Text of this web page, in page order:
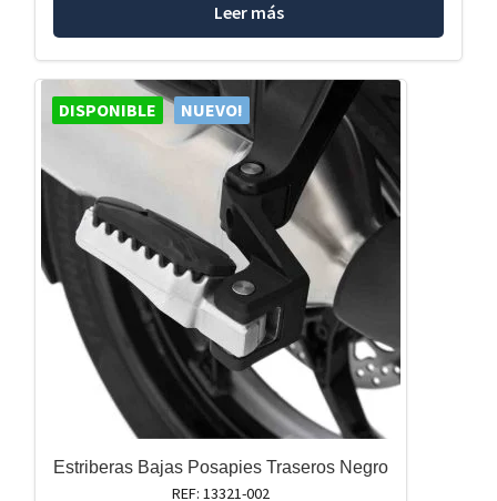
Leer más
DISPONIBLE NUEVO!
Estriberas Bajas Posapies Traseros Negro
REF: 13321-002